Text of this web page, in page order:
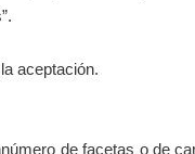
aceptación.
de facetas o de